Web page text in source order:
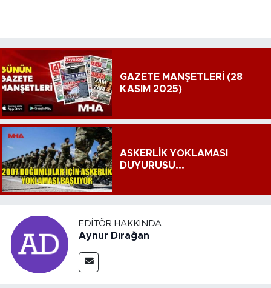
GAZETE MANŞETLERİ (28
KASIM 2025)
ASKERLİK YOKLAMASI
DUYURUSU...
EDITÖR HAKKINDA
Aynur Dırağan